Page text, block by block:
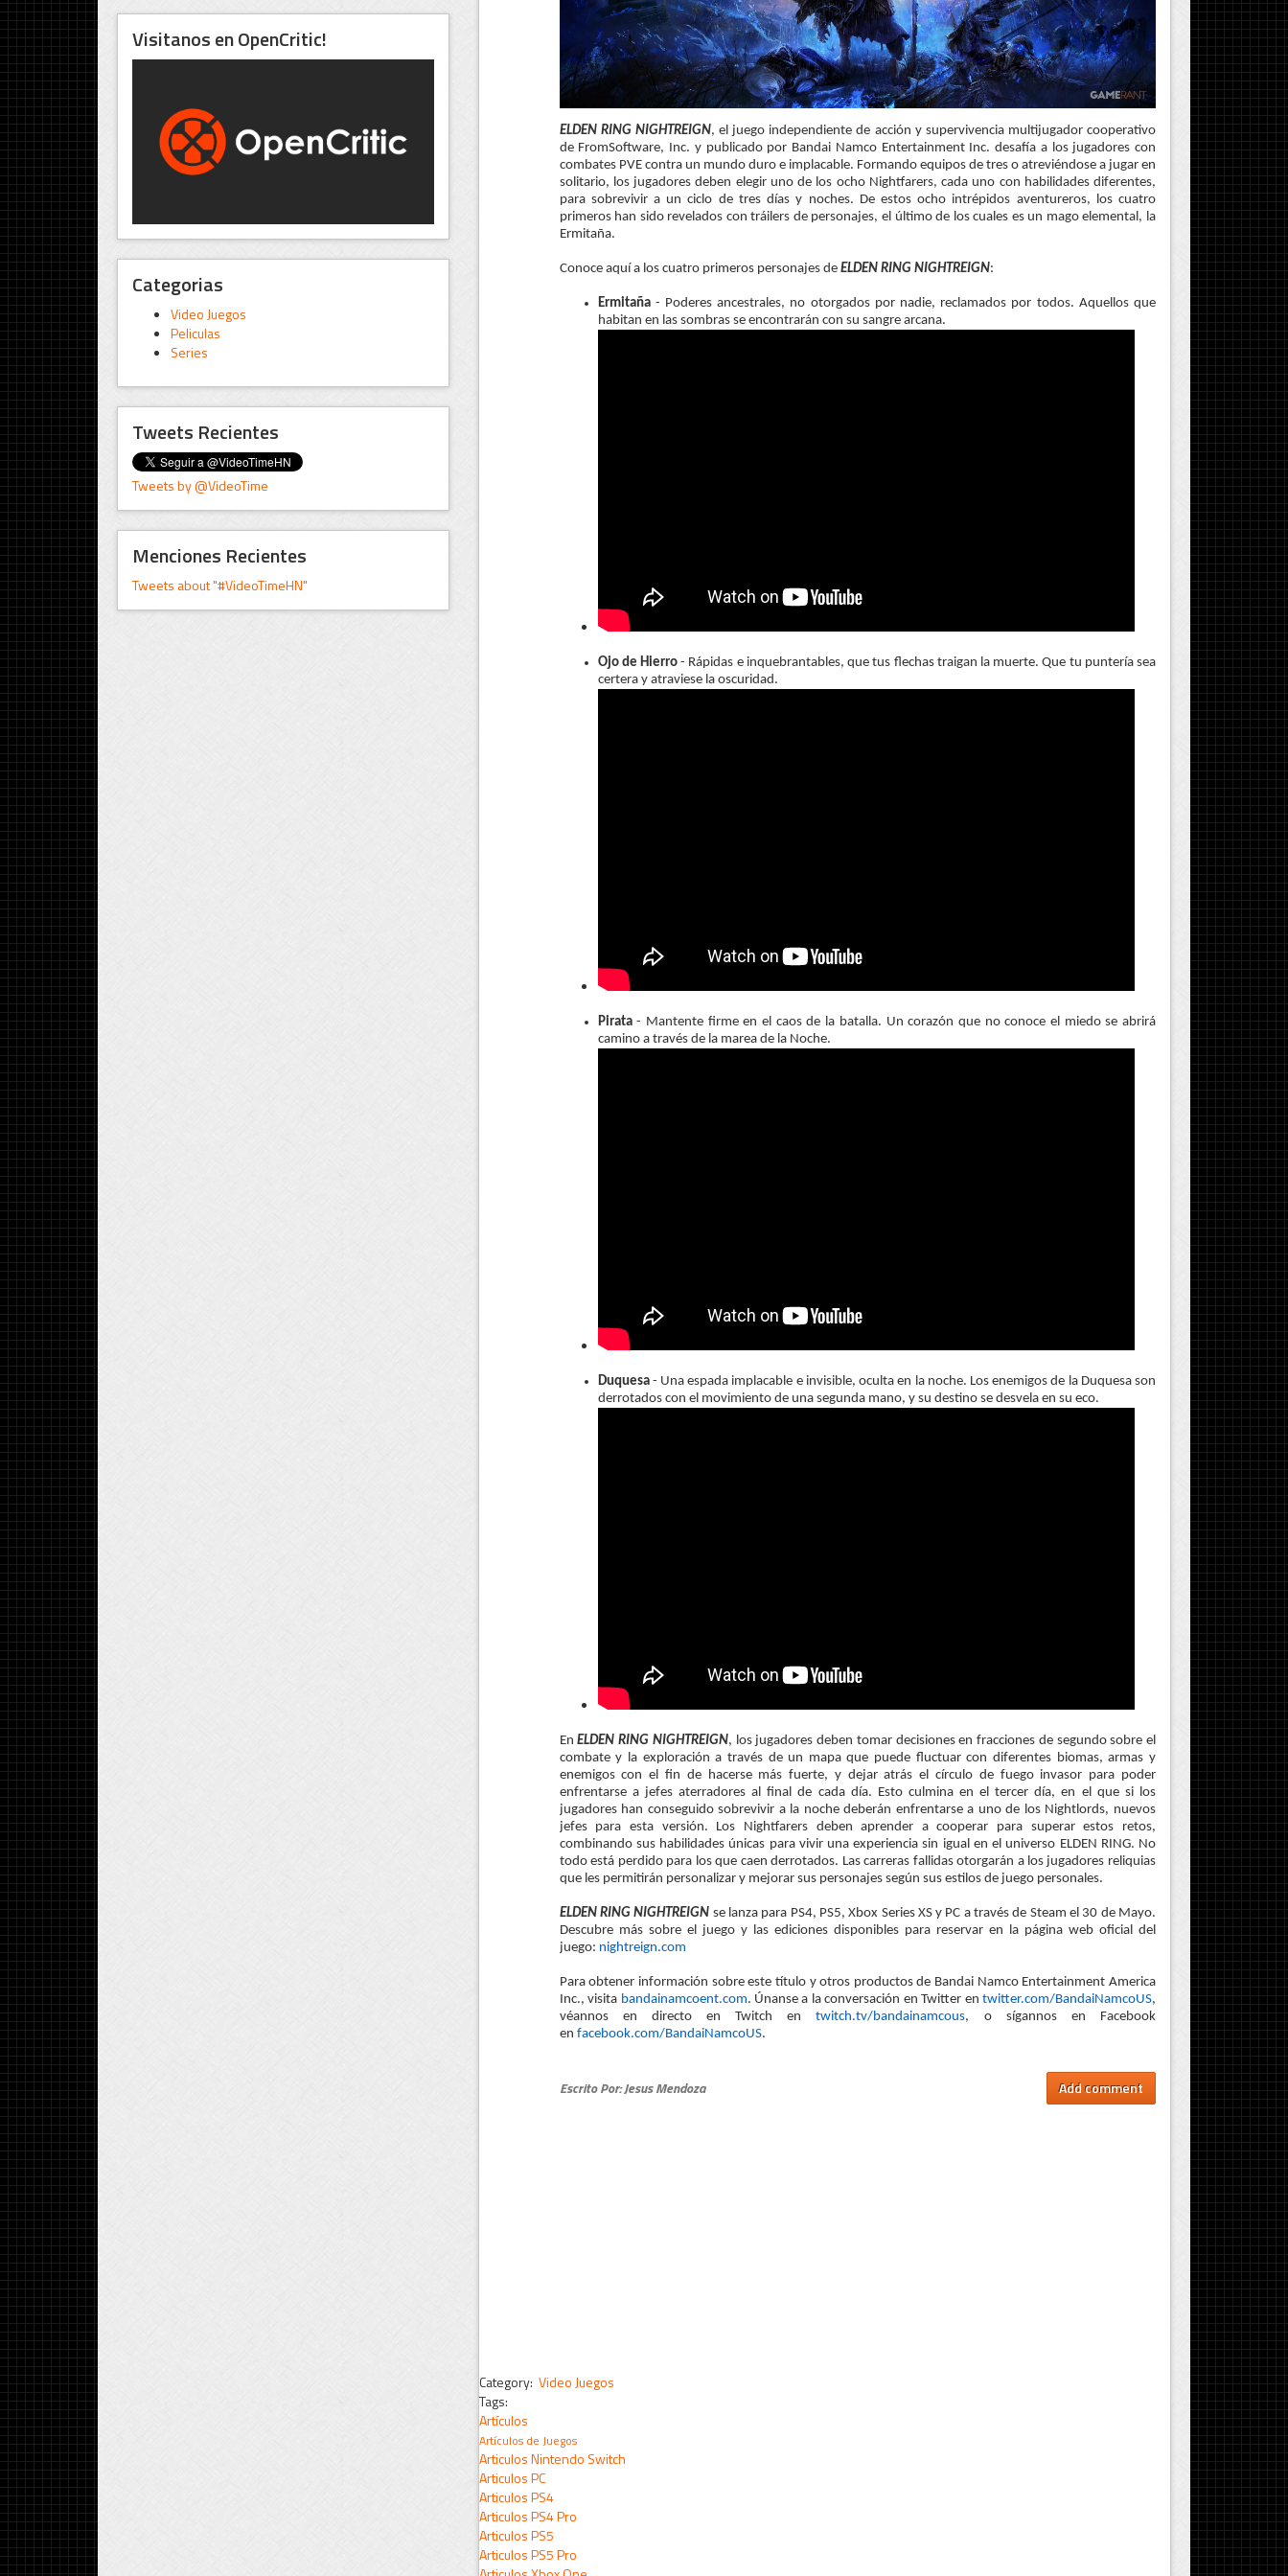
Visitanos en OpenCritic!
Categorias
Video Juegos
Peliculas
Series
Tweets Recientes
Tweets by @VideoTime
Menciones Recientes
Tweets about "#VideoTimeHN"
ELDEN RING NIGHTREIGN, el juego independiente de acción y supervivencia multijugador cooperativo
de FromSoftware, Inc. y publicado por Bandai Namco Entertainment Inc. desafía a los jugadores con
combates PVE contra un mundo duro e implacable. Formando equipos de tres o atreviéndose a jugar en
solitario, los jugadores deben elegir uno de los ocho Nightfarers, cada uno con habilidades diferentes,
para sobrevivir a un ciclo de tres días y noches. De estos ocho intrépidos aventureros, los cuatro
primeros han sido revelados con tráilers de personajes, el último de los cuales es un mago elemental, la
Ermitaña.
Conoce aquí a los cuatro primeros personajes de ELDEN RING NIGHTREIGN:
Ermitaña- Poderes ancestrales, no otorgados por nadie, reclamados por todos. Aquellos que
habitan en las sombras se encontrarán con su sangre arcana.
Ojo de Hierro - Rápidas e inquebrantables, que tus flechas traigan la muerte. Que tu puntería sea
certera y atraviese la oscuridad.
Pirata- Mantente firme en el caos de la batalla. Un corazón que no conoce el miedo se abrirá
camino a través de la marea de la Noche.
Duquesa - Una espada implacable e invisible, oculta en la noche. Los enemigos de la Duquesa son
derrotados con el movimiento de una segunda mano, y su destino se desvela en su eco.
EnELDEN RING NIGHTREIGN, los jugadores deben tomar decisiones en fracciones de segundo sobre el
combate y la exploración a través de un mapa que puede fluctuar con diferentes biomas, armas y
enemigos con el fin de hacerse más fuerte, y dejar atrás el círculo de fuego invasor para poder
enfrentarse a jefes aterradores al final de cada día. Esto culmina en el tercer día, en el que si los
jugadores han conseguido sobrevivir a la noche deberán enfrentarse a uno de los Nightlords, nuevos
jefes para esta versión. Los Nightfarers deben aprender a cooperar para superar estos retos,
combinando sus habilidades únicas para vivir una experiencia sin igual en el universo ELDEN RING. No
todo está perdido para los que caen derrotados. Las carreras fallidas otorgarán a los jugadores reliquias
que les permitirán personalizar y mejorar sus personajes según sus estilos de juego personales.
ELDEN RING NIGHTREIGN se lanza para PS4, PS5, Xbox Series XS y PC a través de Steam el 30 de Mayo.
Descubre más sobre el juego y las ediciones disponibles para reservar en la página web oficial del
juego: nightreign.com
Para obtener información sobre este título y otros productos de Bandai Namco Entertainment America
Inc., visita bandainamcoent.com. Únanse a la conversación en Twitter en twitter.com/BandaiNamcoUS,
véannos en directo en Twitch entwitch.tv/bandainamcous, o sígannos en Facebook
en facebook.com/BandaiNamcoUS.
Escrito Por: Jesus Mendoza Add comment
Category: Video Juegos
Tags:
Artículos
Artículos de Juegos
Articulos Nintendo Switch
Articulos PC
Articulos PS4
Articulos PS4 Pro
Articulos PS5
Articulos PS5 Pro